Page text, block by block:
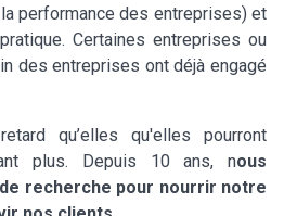
performance des entreprises) et
Certaines entreprises ou
des entreprises ont déjà engagé
qu’elles qu'elles pourront
plus. Depuis 10 ans, nous
recherche pour nourrir notre